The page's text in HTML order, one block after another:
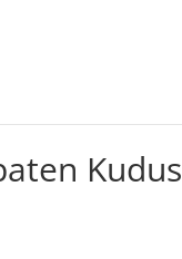
Kudus